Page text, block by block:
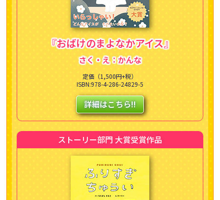
『おばけのまよなかアイス』
さく・え：かんな
定価（1,500円+税）
ISBN:978-4-286-24829-5
詳細はこちら!!
ストーリー部門 大賞受賞作品